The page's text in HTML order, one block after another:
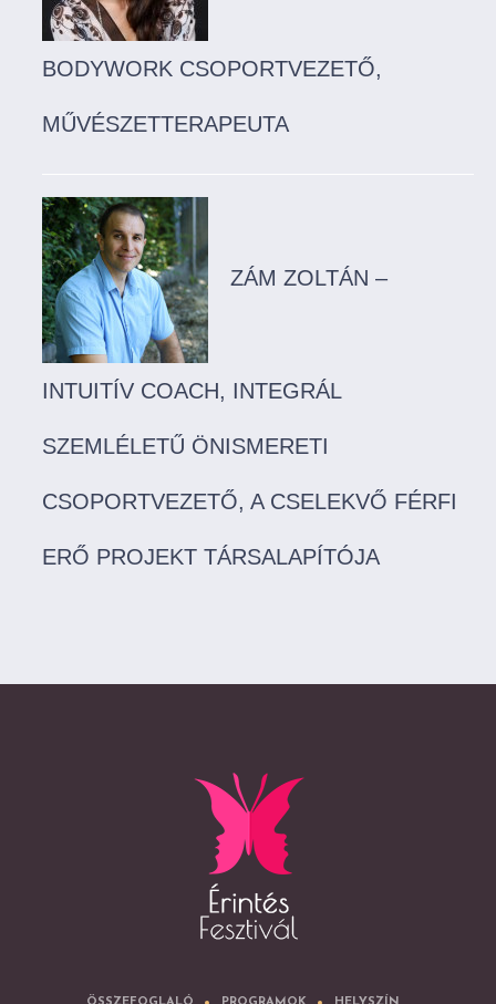
BODYWORK CSOPORTVEZETŐ,
MŰVÉSZETTERAPEUTA
ZÁM ZOLTÁN –
INTUITÍV COACH, INTEGRÁL
SZEMLÉLETŰ ÖNISMERETI
CSOPORTVEZETŐ, A CSELEKVŐ FÉRFI
ERŐ PROJEKT TÁRSALAPÍTÓJA